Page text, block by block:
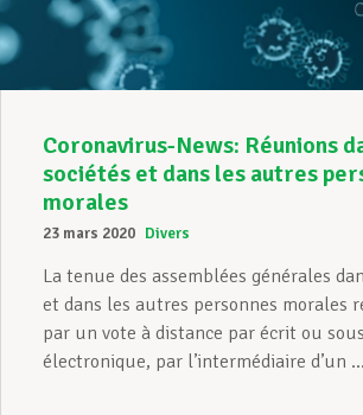
Coronavirus-News: Réunions
sociétés et dans les autres
morales
23 mars 2020 Divers
La tenue des assemblées générales
et dans les autres personnes morales
par un vote à distance par écrit ou
électronique, par l’intermédiaire d’un ...